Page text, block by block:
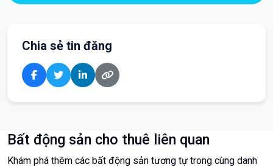
Chia sẻ tin đăng
Bất động sản cho thuê liên quan
Khám phá thêm các bất động sản tương tự trong cùng danh